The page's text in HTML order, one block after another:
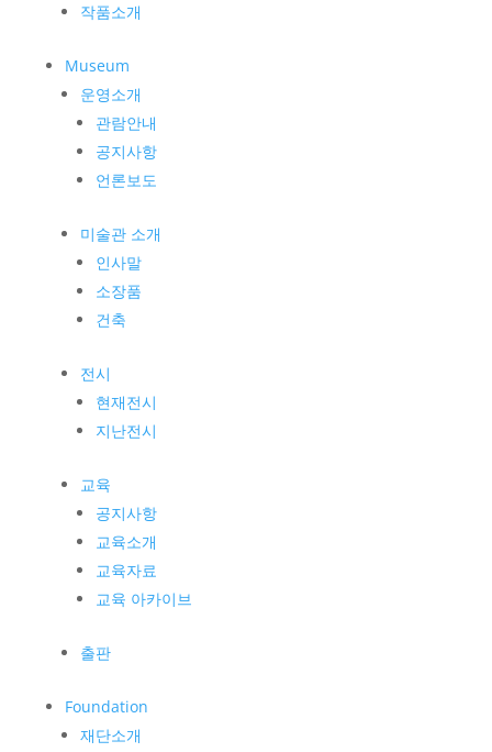
작품소개
Museum
운영소개
관람안내
공지사항
언론보도
미술관 소개
인사말
소장품
건축
전시
현재전시
지난전시
교육
공지사항
교육소개
교육자료
교육 아카이브
출판
Foundation
재단소개